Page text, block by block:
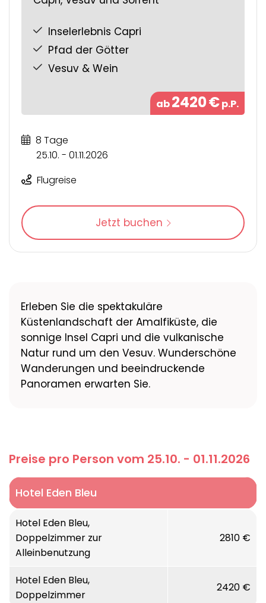
Inselerlebnis Capri
Pfad der Götter
Vesuv & Wein
ab2420€p.P.
8 Tage
25.10. - 01.11.2026
Flugreise
Jetzt buchen
Erleben Sie die spektakuläre
Küstenlandschaft der Amalfiküste, die
sonnige Insel Capri und die vulkanische
Natur rund um den Vesuv. Wunderschöne
Wanderungen und beeindruckende
Panoramen erwarten Sie.
Preise pro Person vom 25.10. - 01.11.2026
Hotel Eden Bleu
Hotel Eden Bleu,
Doppelzimmer zur
Alleinbenutzung
2810 €
Hotel Eden Bleu,
Doppelzimmer
2420 €